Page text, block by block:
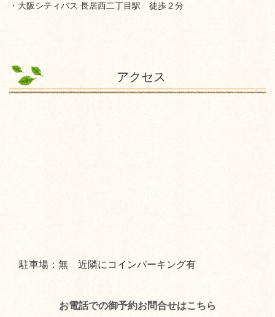
・大阪シティバス 長居西二丁目駅 徒歩２分
アクセス
駐車場：無 近隣にコインパーキング有
お電話での御予約お問合せはこちら